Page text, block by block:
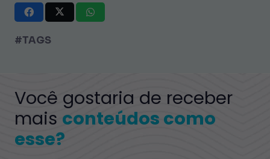
#TAGS
Você gostaria de receber
mais conteúdos como
esse?